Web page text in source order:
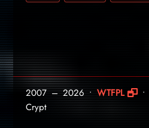
2007 – 2026 •WTFPL
•
Crypt